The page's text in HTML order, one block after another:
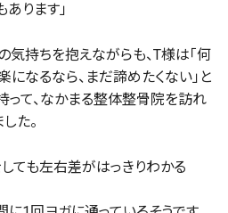
ります」
気持ちを抱えながらも、T様は「何
になるなら、まだ諦めたくない」と
って、なかまる整体整骨院を訪れ
た。
ても左右差がはっきりわかる